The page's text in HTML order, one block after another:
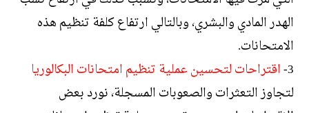
الهدر المادي والبشري، وبالتالي ارتفاع كلفة تنظيم هذه
الامتحانات.
3- اقتراحات لتحسين عملية تنظيم امتحانات البكالوريا
لتجاوز التعثرات والصعوبات المسجلة، نورد بعض